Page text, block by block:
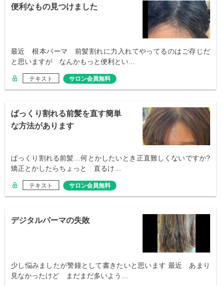
便利なもの見つけました
最近 根本パーマ 前髪割れに力入れてやってるのはご存じだ
と思いますが なんかもっと便利とい…
テキスト サロン会員無料
ぱっくり割れる前髪を直す簡単
な方法があります
ぱっくり割れる前髪…何とかしたいとき正直難しくないですか?
矯正とかしたらちょっと 直るけ…
テキスト サロン会員無料
デジタルパーマの失敗
少し悩みましたが警鐘として書きたいと思います 最近 あまり
見なかったけど まだまだ多いよう…